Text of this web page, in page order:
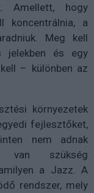
Amellett, hogy
koncentrálnia, a
Meg kell
jelekben és egy
– különben az
környezetek
fejlesztőket,
nem adnak
van szükség
a Jazz. A
rendszer, mely